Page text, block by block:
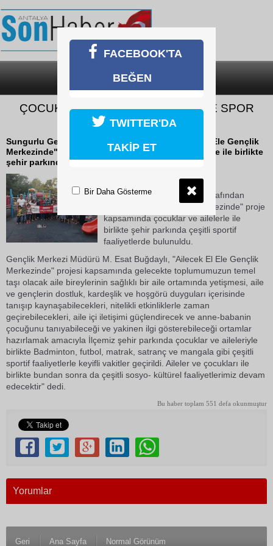
SON DAKİKA
ÇOCUKLAR AİLELERİYLE BİRLİKTE SPOR
YAPTI
Sungurlu Gençlik Merkezi tarafından ""Ailecek El Ele Gençlik
Merkezinde" proje kapsamında çocuklar ve ailelerle ile birlikte
şehir parkında çeşitli sportif...
17 Ekim 2018 Çarşamba 11:18
Sungurlu Gençlik Merkezi tarafından
""Ailecek El Ele Gençlik Merkezinde" proje
kapsamında çocuklar ve ailelerle ile
birlikte şehir parkında çeşitli sportif
faaliyetlerde bulunuldu.
Gençlik Merkezi Müdürü M. Esat Buğdaylı, "Ailecek El Ele Gençlik
Merkezinde" projesi kapsamında gelecekte toplumumuzun temel
taşı olacak aile bireylerinin sağlıklı bir aile ortamında yetişmesi, aile
ve gençlerin dostluk, kardeşlik ve hoşgörü duyguları içerisinde
tanışıp kaynaşabilecekleri, nitelikli etkinliklerle zaman
geçirebilecekleri, aile içi iletişimi güçlendirecek ve anne-babanin
çocuğunu tanıyabileceği ve yakinen ilgi gösterebileceği ortamlar
hazırlamak amacıyla İlçemiz şehir parkında çocuklar ve aileleriyle
birlikte Badminton, futbol, matrak, satranç ve mangala gibi çeşitli
sportif faaliyetlerle keyifli vakitler geçirildi. Aileler ve çocukları ile
birlikte bundan sonra da çeşitli sosyo- kültürel faaliyetlerimiz devam
edecektir" dedi.
Bu haber toplam 551 defa okunmuştur
Yorumlar
Geri Ana Sayfa Normal Görünüm
FACEBOOK'TA
BEĞEN
TWITTER'DA
TAKİP ET
Bir Daha Gösterme